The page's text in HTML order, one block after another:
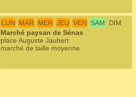
LUN MAR MER JEU VEN SAM
DIM
Marché paysan de Sénas
place Auguste Jaubert
marché de taille moyenne